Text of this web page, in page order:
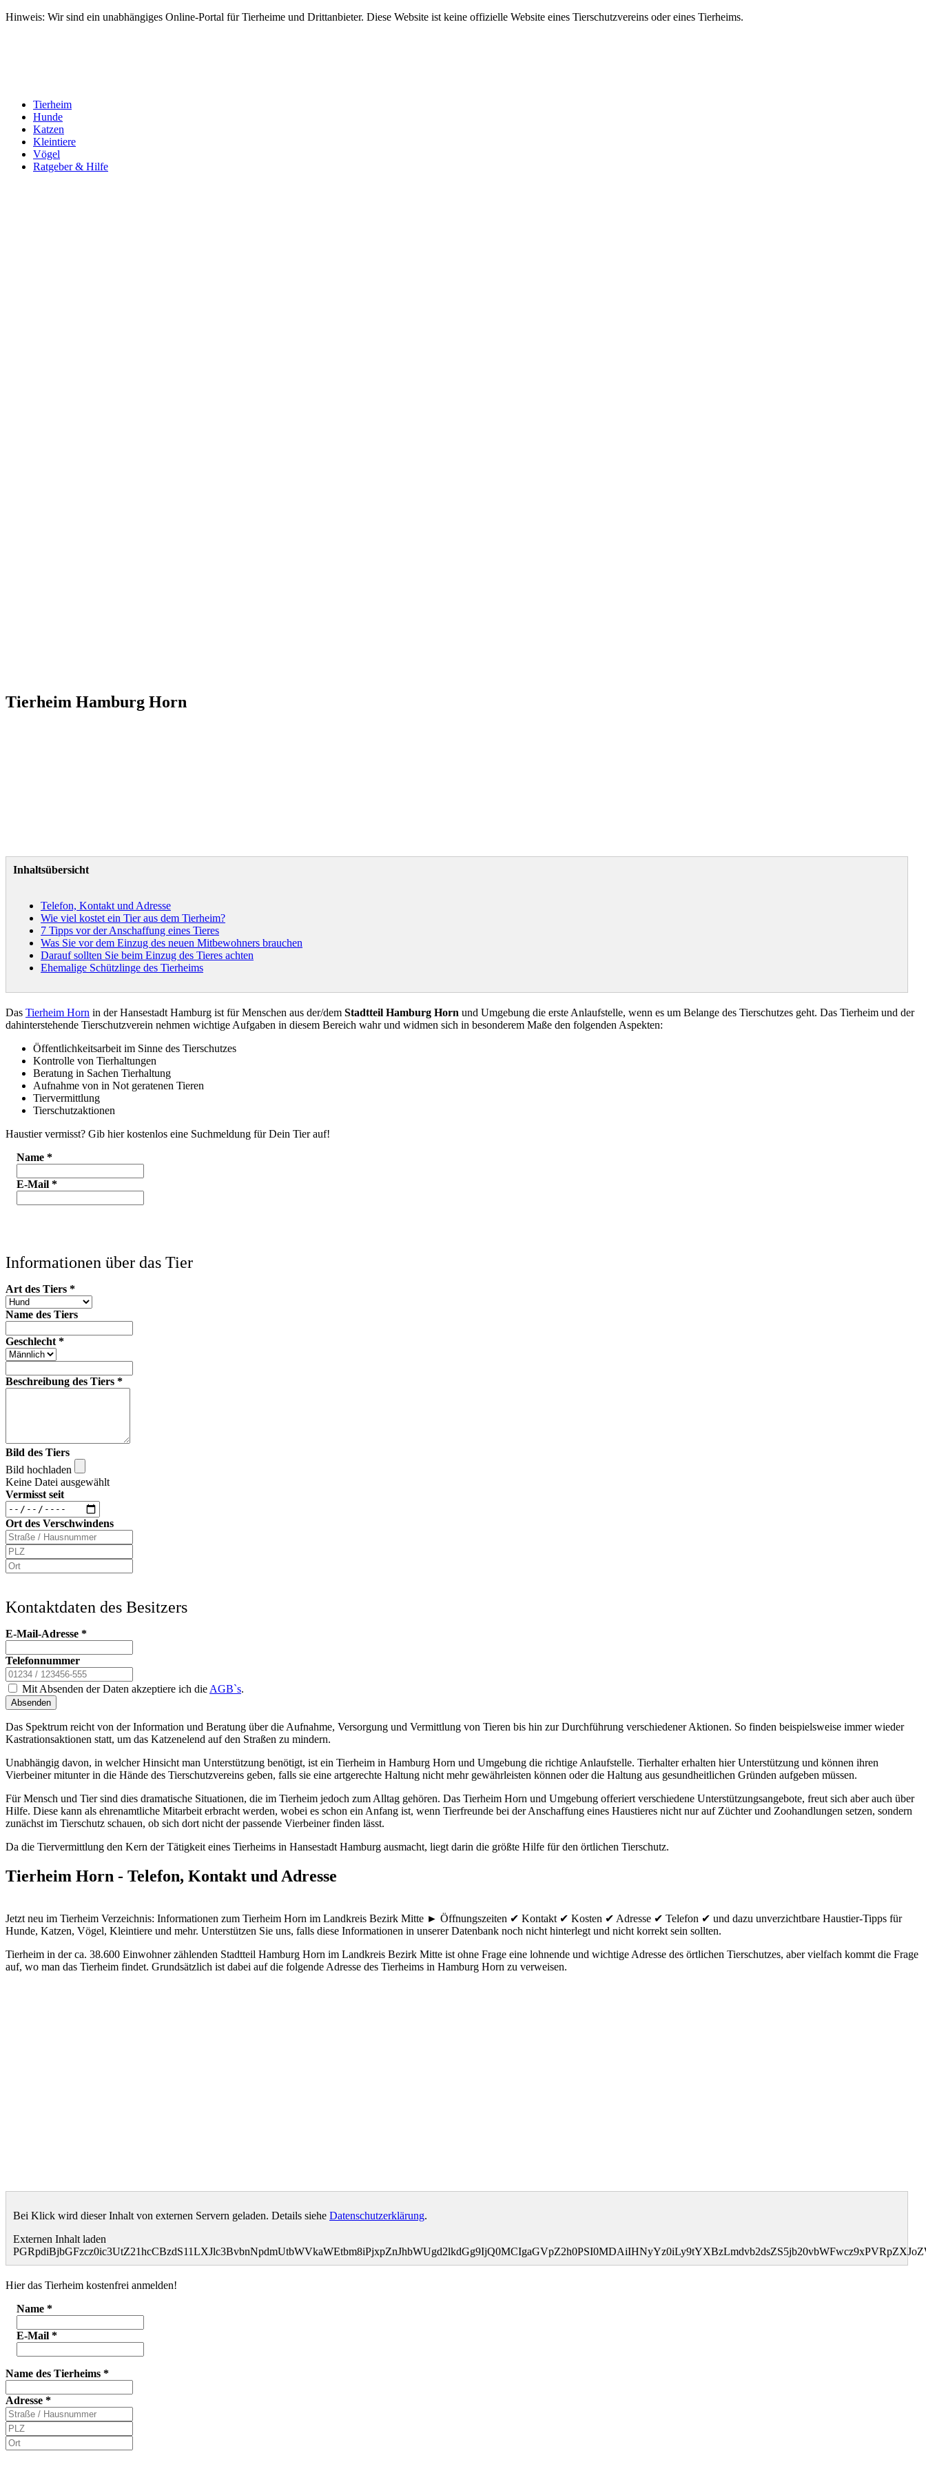
Hinweis: Wir sind ein unabhängiges Online-Portal für Tierheime und Drittanbieter. Diese Website ist keine offizielle Website eines Tierschutzvereins oder eines Tierheims.
Tierheim
Hunde
Katzen
Kleintiere
Vögel
Ratgeber & Hilfe
Tierheim Hamburg Horn
Inhaltsübersicht
Telefon, Kontakt und Adresse
Wie viel kostet ein Tier aus dem Tierheim?
7 Tipps vor der Anschaffung eines Tieres
Was Sie vor dem Einzug des neuen Mitbewohners brauchen
Darauf sollten Sie beim Einzug des Tieres achten
Ehemalige Schützlinge des Tierheims
Das Tierheim Horn in der Hansestadt Hamburg ist für Menschen aus der/dem Stadtteil Hamburg Horn und Umgebung die erste Anlaufstelle, wenn es um Belange des Tierschutzes geht. Das Tierheim und der
dahinterstehende Tierschutzverein nehmen wichtige Aufgaben in diesem Bereich wahr und widmen sich in besonderem Maße den folgenden Aspekten:
Öffentlichkeitsarbeit im Sinne des Tierschutzes
Kontrolle von Tierhaltungen
Beratung in Sachen Tierhaltung
Aufnahme von in Not geratenen Tieren
Tiervermittlung
Tierschutzaktionen
Haustier vermisst? Gib hier kostenlos eine Suchmeldung für Dein Tier auf!
Name *
E-Mail *
Informationen über das Tier
Art des Tiers *
Name des Tiers
Geschlecht *
Beschreibung des Tiers *
Bild des Tiers
Bild hochladen
Keine Datei ausgewählt
Vermisst seit
Ort des Verschwindens
Kontaktdaten des Besitzers
E-Mail-Adresse *
Telefonnummer
Mit Absenden der Daten akzeptiere ich die AGB`s.
Absenden
Das Spektrum reicht von der Information und Beratung über die Aufnahme, Versorgung und Vermittlung von Tieren bis hin zur Durchführung verschiedener Aktionen. So finden beispielsweise immer wieder
Kastrationsaktionen statt, um das Katzenelend auf den Straßen zu mindern.
Unabhängig davon, in welcher Hinsicht man Unterstützung benötigt, ist ein Tierheim in Hamburg Horn und Umgebung die richtige Anlaufstelle. Tierhalter erhalten hier Unterstützung und können ihren
Vierbeiner mitunter in die Hände des Tierschutzvereins geben, falls sie eine artgerechte Haltung nicht mehr gewährleisten können oder die Haltung aus gesundheitlichen Gründen aufgeben müssen.
Für Mensch und Tier sind dies dramatische Situationen, die im Tierheim jedoch zum Alltag gehören. Das Tierheim Horn und Umgebung offeriert verschiedene Unterstützungsangebote, freut sich aber auch über
Hilfe. Diese kann als ehrenamtliche Mitarbeit erbracht werden, wobei es schon ein Anfang ist, wenn Tierfreunde bei der Anschaffung eines Haustieres nicht nur auf Züchter und Zoohandlungen setzen, sondern
zunächst im Tierschutz schauen, ob sich dort nicht der passende Vierbeiner finden lässt.
Da die Tiervermittlung den Kern der Tätigkeit eines Tierheims in Hansestadt Hamburg ausmacht, liegt darin die größte Hilfe für den örtlichen Tierschutz.
Tierheim Horn - Telefon, Kontakt und Adresse
Jetzt neu im Tierheim Verzeichnis: Informationen zum Tierheim Horn im Landkreis Bezirk Mitte ► Öffnungszeiten ✔ Kontakt ✔ Kosten ✔ Adresse ✔ Telefon ✔ und dazu unverzichtbare Haustier-Tipps für
Hunde, Katzen, Vögel, Kleintiere und mehr. Unterstützen Sie uns, falls diese Informationen in unserer Datenbank noch nicht hinterlegt und nicht korrekt sein sollten.
Tierheim in der ca. 38.600 Einwohner zählenden Stadtteil Hamburg Horn im Landkreis Bezirk Mitte ist ohne Frage eine lohnende und wichtige Adresse des örtlichen Tierschutzes, aber vielfach kommt die Frage
auf, wo man das Tierheim findet. Grundsätzlich ist dabei auf die folgende Adresse des Tierheims in Hamburg Horn zu verweisen.
Bei Klick wird dieser Inhalt von externen Servern geladen. Details siehe Datenschutzerklärung.
Externen Inhalt laden
Hier das Tierheim kostenfrei anmelden!
Name *
E-Mail *
Name des Tierheims *
Adresse *